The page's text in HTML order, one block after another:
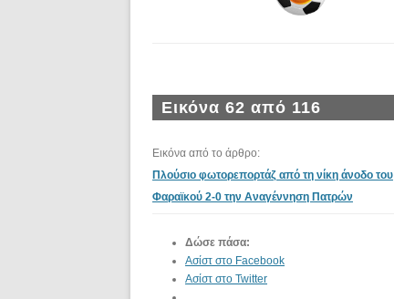
Εικόνα 62 από 116
Εικόνα από το άρθρο:
Πλούσιο φωτορεπορτάζ από τη νίκη άνοδο του
Φαραϊκού 2-0 την Αναγέννηση Πατρών
Δώσε πάσα:
Ασίστ στο Facebook
Ασίστ στο Twitter